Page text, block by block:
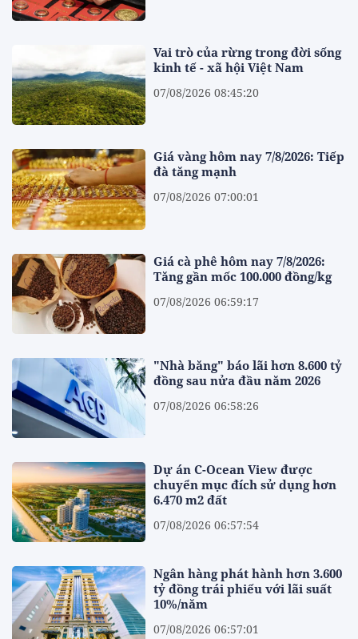
Vai trò của rừng trong đời sống
kinh tế - xã hội Việt Nam
07/08/2026 08:45:20
Giá vàng hôm nay 7/8/2026: Tiếp
đà tăng mạnh
07/08/2026 07:00:01
Giá cà phê hôm nay 7/8/2026:
Tăng gần mốc 100.000 đồng/kg
07/08/2026 06:59:17
"Nhà băng" báo lãi hơn 8.600 tỷ
đồng sau nửa đầu năm 2026
07/08/2026 06:58:26
Dự án C-Ocean View được
chuyển mục đích sử dụng hơn
6.470 m2 đất
07/08/2026 06:57:54
Ngân hàng phát hành hơn 3.600
tỷ đồng trái phiếu với lãi suất
10%/năm
07/08/2026 06:57:01